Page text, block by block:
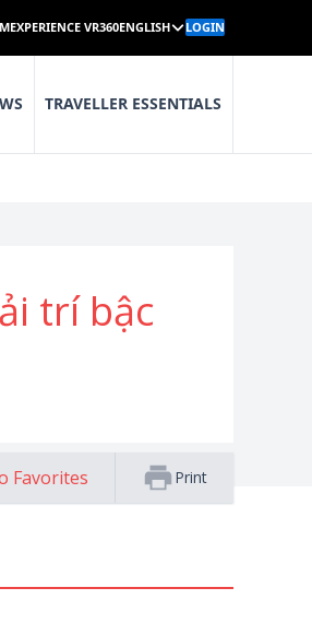
EXPERIENCE VR360ENGLISH LOGIN
TRAVELLER ESSENTIALS
trí bậc
Favorites Print